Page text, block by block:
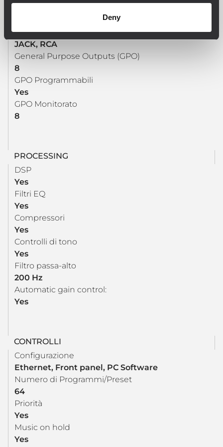
Deny
Connessioni di segnale in uscita
JACK, RCA
General Purpose Outputs (GPO)
8
GPO Programmabili
Yes
GPO Monitorato
8
PROCESSING
DSP
Yes
Filtri EQ
Yes
Compressori
Yes
Controlli di tono
Yes
Filtro passa-alto
200 Hz
Automatic gain control:
Yes
CONTROLLI
Configurazione
Ethernet, Front panel, PC Software
Numero di Programmi/Preset
64
Priorità
Yes
Music on hold
Yes